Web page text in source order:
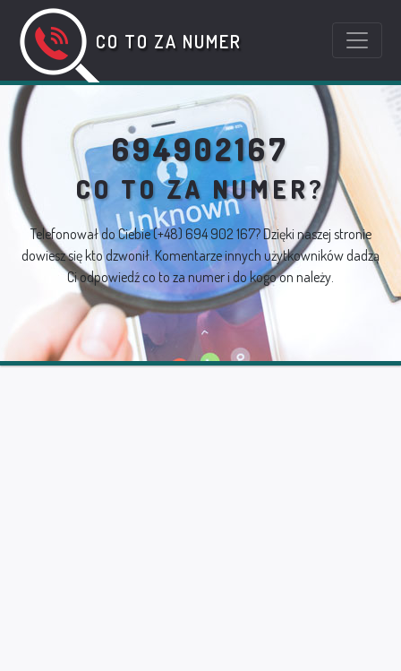
CO TO ZA NUMER
694902167
CO TO ZA NUMER?
Telefonował do Ciebie(+48) 694 902 167? Dzięki naszej stronie
dowiesz się kto dzwonił. Komentarze innych użytkowników dadzą
Ci odpowiedź co to za numer i do kogo on należy.